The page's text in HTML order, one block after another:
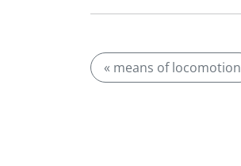
« means of locomotion